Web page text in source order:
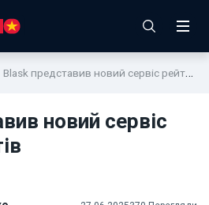
Blask представив новий сервіс рейтингу слотів
новий сервіс